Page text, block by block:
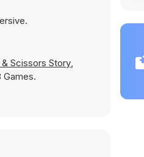
Scissors Story,